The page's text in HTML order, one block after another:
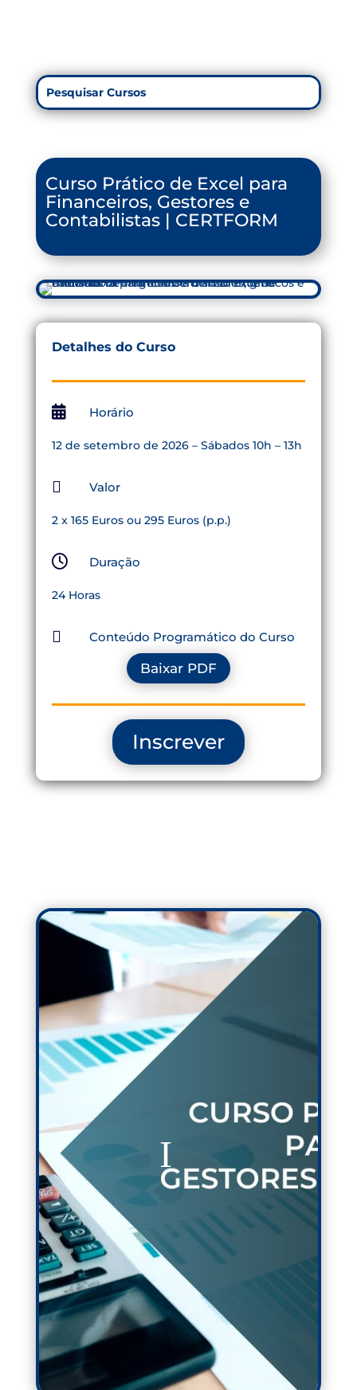
Curso Prático de Excel para
Financeiros, Gestores e
Contabilistas | CERTFORM
Detalhes do Curso
 Horário
12 de setembro de 2026 – Sábados 10h – 13h
 Valor
2 x 165 Euros ou 295 Euros (p.p.)
 Duração
24 Horas
 Conteúdo Programático do Curso
Baixar PDF
Inscrever